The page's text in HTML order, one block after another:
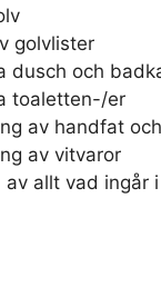
golvlister
dusch och
toaletten-/er
av handfat
av vitvaror
av allt vad ingår